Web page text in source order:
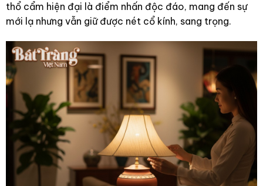
thổ cẩm hiện đại là điểm nhấn độc đáo, mang đến sự
mới lạ nhưng vẫn giữ được nét cổ kính, sang trọng.